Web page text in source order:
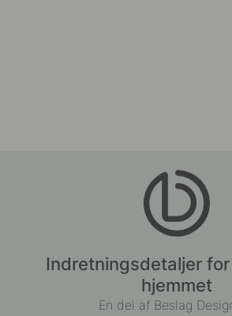
Indretningsdetaljer
hjemmet
En del af Beslag